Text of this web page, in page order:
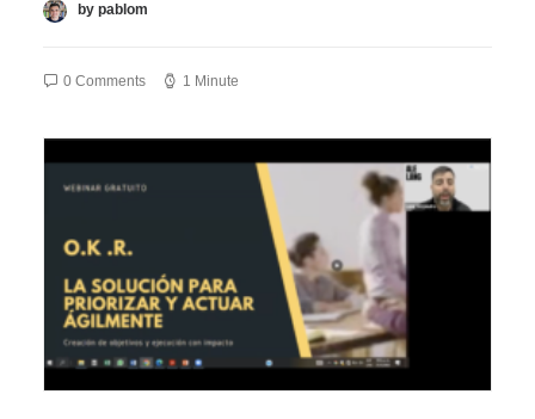
by pablom
0 Comments 1 Minute